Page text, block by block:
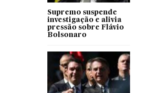
Supremo suspende
investigação e alivia
pressão sobre Flávio
Bolsonaro